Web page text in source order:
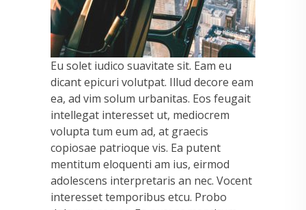
Eu solet iudico suavitate sit. Eam eu
dicant epicuri volutpat. Illud decore eam
ea, ad vim solum urbanitas. Eos feugait
intellegat interesset ut, mediocrem
volupta tum eum ad, at graecis
copiosae patrioque vis. Ea putent
mentitum eloquenti am ius, eirmod
adolescens interpretaris an nec. Vocent
interesset temporibus etcu. Probo